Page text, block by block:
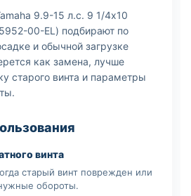
9.9-15 л.с. 9 1/4х10
00-EL) подбирают по
и обычной загрузке
как замена, лучше
старого винта и параметры
винта
старый винт поврежден или
обороты.